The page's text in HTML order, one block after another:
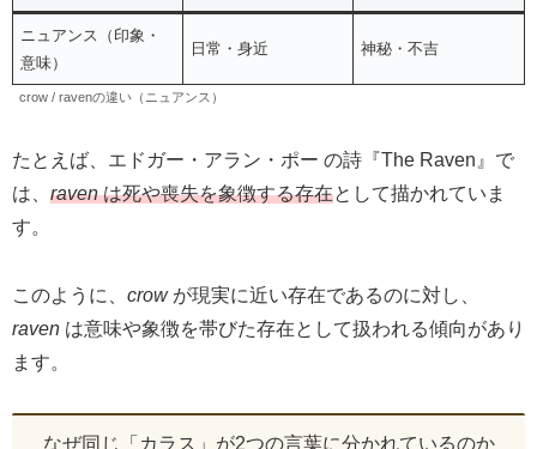
ニュアンス（印象・
意味）
日常・身近 神秘・不吉
crow / ravenの違い（ニュアンス）
たとえば、エドガー・アラン・ポー の詩『The Raven』で
は、 ravenは死や喪失を象徴する存在として描かれていま
す。
このように、 crowが現実に近い存在であるのに対し、
raven は意味や象徴を帯びた存在として扱われる傾向があり
ます。
なぜ同じ「カラス」が2つの言葉に分かれているのか